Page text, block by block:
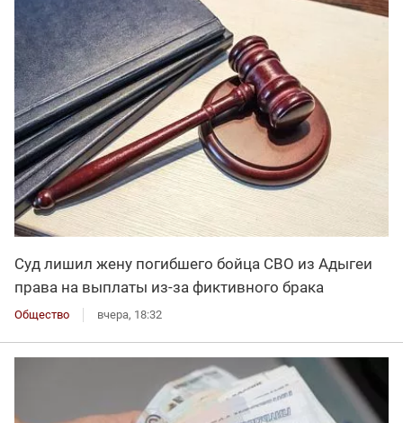
Суд лишил жену погибшего бойца СВО из Адыгеи
права на выплаты из-за фиктивного брака
Общество вчера, 18:32